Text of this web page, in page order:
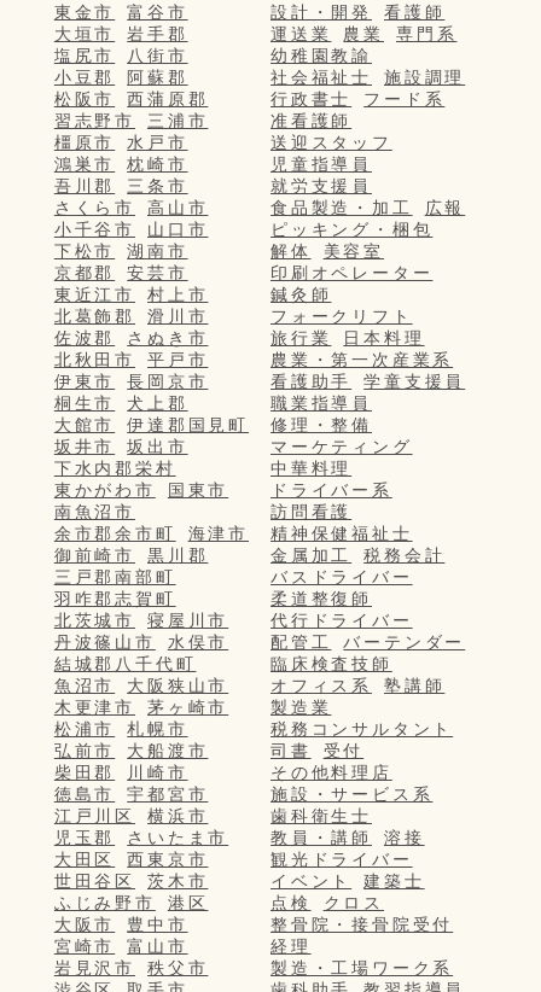
東金市
富谷市
大垣市
岩手郡
塩尻市
八街市
小豆郡
阿蘇郡
松阪市
西蒲原郡
習志野市
三浦市
橿原市
水戸市
鴻巣市
枕崎市
吾川郡
三条市
さくら市
高山市
小千谷市
山口市
下松市
湖南市
京都郡
安芸市
東近江市
村上市
北葛飾郡
滑川市
佐波郡
さぬき市
北秋田市
平戸市
伊東市
長岡京市
桐生市
犬上郡
大館市
伊達郡国見町
坂井市
坂出市
下水内郡栄村
東かがわ市
国東市
南魚沼市
余市郡余市町
海津市
御前崎市
黒川郡
三戸郡南部町
羽咋郡志賀町
北茨城市
寝屋川市
丹波篠山市
水俣市
結城郡八千代町
魚沼市
大阪狭山市
木更津市
茅ヶ崎市
松浦市
札幌市
弘前市
大船渡市
柴田郡
川崎市
徳島市
宇都宮市
江戸川区
横浜市
児玉郡
さいたま市
大田区
西東京市
世田谷区
茨木市
ふじみ野市
港区
大阪市
豊中市
宮崎市
富山市
岩見沢市
秩父市
設計・開発
看護師
運送業
農業
専門系
幼稚園教諭
社会福祉士
施設調理
行政書士
フード系
准看護師
送迎スタッフ
児童指導員
就労支援員
食品製造・加工
広報
ピッキング・梱包
解体
美容室
印刷オペレーター
鍼灸師
フォークリフト
旅行業
日本料理
農業・第一次産業系
看護助手
学童支援員
職業指導員
修理・整備
マーケティング
中華料理
ドライバー系
訪問看護
精神保健福祉士
金属加工
税務会計
バスドライバー
柔道整復師
代行ドライバー
配管工
バーテンダー
臨床検査技師
オフィス系
塾講師
製造業
税務コンサルタント
司書
受付
その他料理店
施設・サービス系
歯科衛生士
教員・講師
溶接
観光ドライバー
イベント
建築士
点検
クロス
整骨院・接骨院受付
経理
製造・工場ワーク系